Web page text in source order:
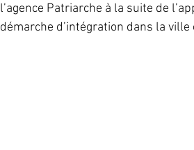
l’agence Patriarche à la suite de
démarche d’intégration dans la